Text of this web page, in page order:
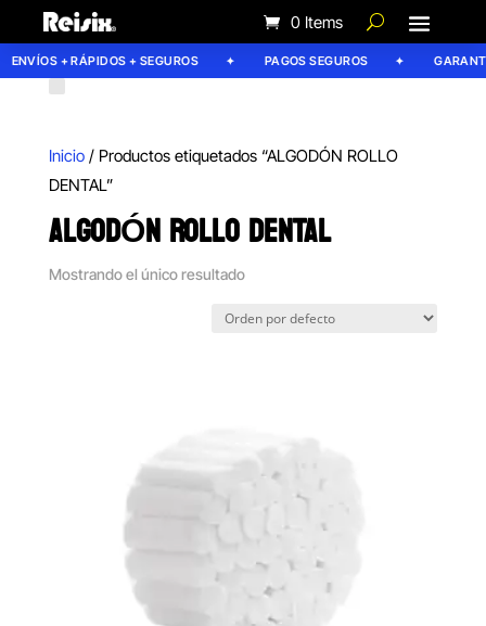
0 Items
ENVÍOS + RÁPIDOS + SEGUROS PAGOS SEGUROS
Inicio/ Productos etiquetados “ALGODÓN ROLLO
DENTAL”
ALGODÓN ROLLO DENTAL
Mostrando el único resultado